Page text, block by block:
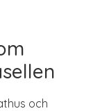
och